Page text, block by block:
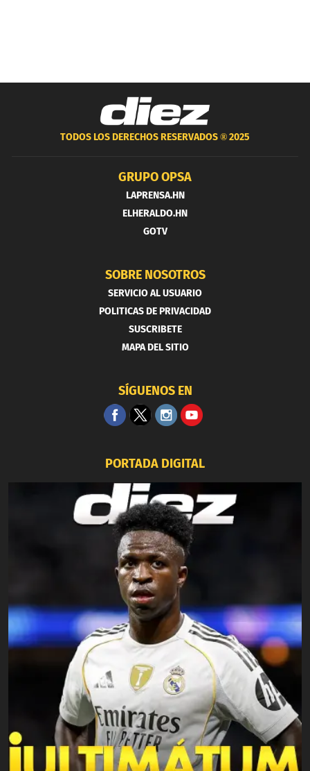
TODOS LOS DERECHOS RESERVADOS ®2025
GRUPO OPSA
LAPRENSA.HN
ELHERALDO.HN
GOTV
SOBRE NOSOTROS
SERVICIO AL USUARIO
POLITICAS DE PRIVACIDAD
SUSCRIBETE
MAPA DEL SITIO
SÍGUENOS EN
PORTADA DIGITAL